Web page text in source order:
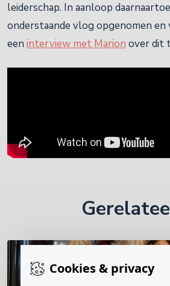
Cookies & privacy
leiderschap. In aanloop
onderstaande vlog opgenomen en
een interview met Marion over dit